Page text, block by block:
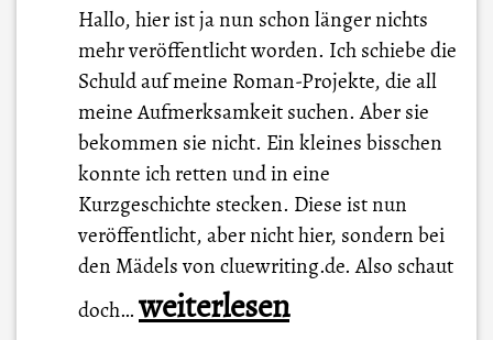
Hallo, hier ist ja nun schon länger nichts
mehr veröffentlicht worden. Ich schiebe die
Schuld auf meine Roman-Projekte, die all
meine Aufmerksamkeit suchen. Aber sie
bekommen sie nicht. Ein kleines bisschen
konnte ich retten und in eine
Kurzgeschichte stecken. Diese ist nun
veröffentlicht, aber nicht hier, sondern bei
den Mädels von cluewriting.de. Also schaut
doch…A
weiterlesen